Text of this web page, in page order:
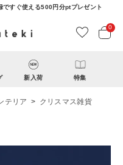
すぐ使える500円分ptプレゼント
0
新入荷 特集
テリア
クリスマス雑貨